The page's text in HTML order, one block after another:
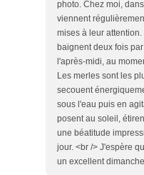
photo. Chez moi,
viennent
mises à leur
baignent deux fois
l'après-midi, au
Les merles sont les
secouent
sous l'eau puis en
posent au soleil,
une béatitude
jour. <br /> J'espère
un excellent